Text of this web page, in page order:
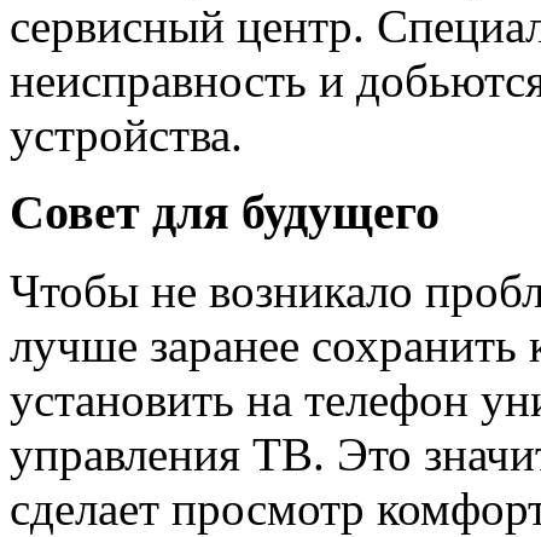
сервисный центр.
неисправность и
устройства.
Совет для будущего
Чтобы не возникало
лучше заранее сохранить
установить на телефон
управления ТВ. Это
сделает просмотр